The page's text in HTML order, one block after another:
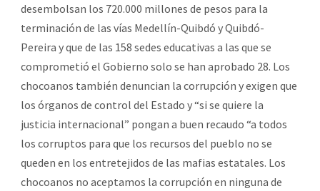
desembolsan los 720.000 millones de pesos para la
terminación de las vías Medellín-Quibdó y Quibdó-
Pereira y que de las 158 sedes educativas a las que se
comprometió el Gobierno solo se han aprobado 28. Los
chocoanos también denuncian la corrupción y exigen que
los órganos de control del Estado y “si se quiere la
justicia internacional” pongan a buen recaudo “a todos
los corruptos para que los recursos del pueblo no se
queden en los entretejidos de las mafias estatales. Los
chocoanos no aceptamos la corrupción en ninguna de